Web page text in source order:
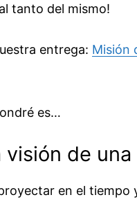
tanto del mismo!
entrega: Misión
es…
de
en el